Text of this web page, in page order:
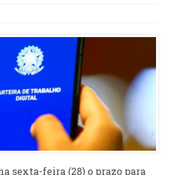
sexta-feira (28) o prazo para